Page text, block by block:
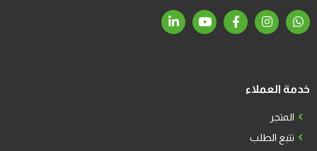
خدمة العملاء
المتجر
تتبع الطلب